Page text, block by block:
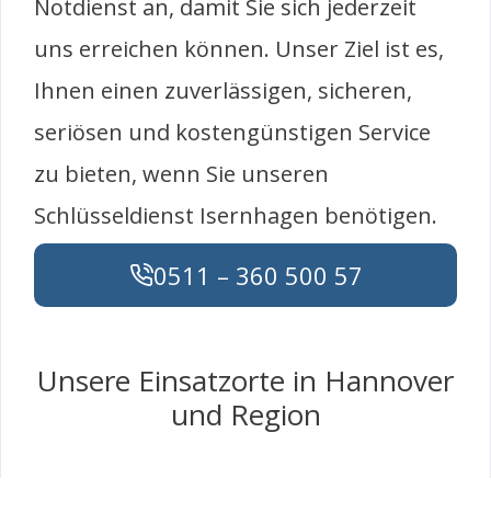
Notdienst an, damit Sie sich jederzeit
uns erreichen können. Unser Ziel ist es,
Ihnen einen zuverlässigen, sicheren,
seriösen und kostengünstigen Service
zu bieten, wenn Sie unseren
Schlüsseldienst Isernhagen benötigen.
0511 – 360 500 57
Unsere Einsatzorte in Hannover
und Region